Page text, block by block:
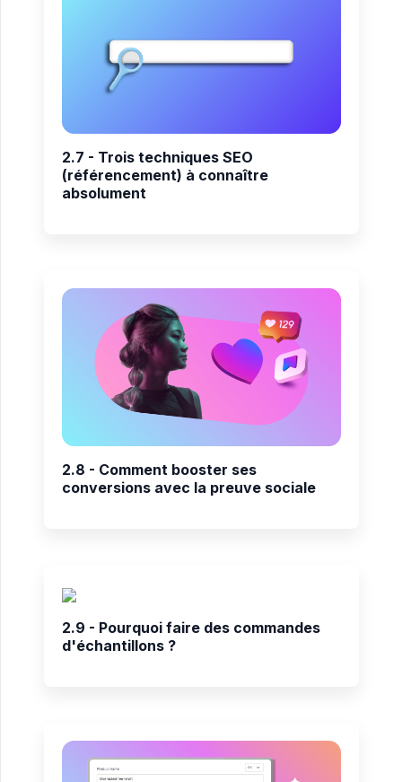
2.7 - Trois techniques SEO
(référencement) à connaître
absolument
2.8 - Comment booster ses
conversions avec la preuve sociale
2.9 - Pourquoi faire des commandes
d'échantillons ?